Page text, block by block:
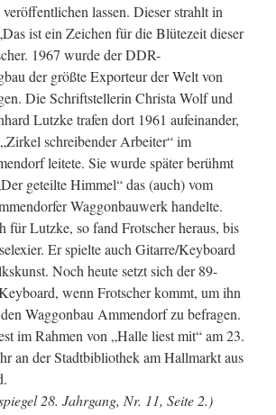
lassen. Dieser strahlt in
ist ein Zeichen für die Blütezeit dieser
1967 wurde der DDR-
der größte Exporteur der Welt von
Die Schriftstellerin Christa Wolf und
Lutzke trafen dort 1961 aufeinander,
schreibender Arbeiter“ im
leitete. Sie wurde später berühmt
geteilte Himmel“ das (auch) vom
Waggonbauwerk handelte.
für Lutzke, so fand Frotscher heraus, bis
Er spielte auch Gitarre/Keyboard
Noch heute setzt sich der 89-
wenn Frotscher kommt, um ihn
Waggonbau Ammendorf zu befragen.
im Rahmen von „Halle liest mit“ am 23.
an der Stadtbibliothek am Hallmarkt aus
28. Jahrgang, Nr. 11, Seite 2.)